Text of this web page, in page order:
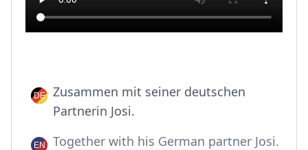
Zusammen mit seiner deutschen
Partnerin Josi.
Together with his German partner Josi.